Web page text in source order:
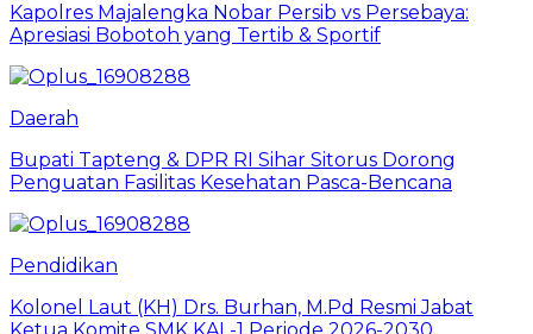
Kapolres Majalengka Nobar Persib vs Persebaya:
Apresiasi Bobotoh yang Tertib & Sportif
Daerah
Bupati Tapteng & DPR RI Sihar Sitorus Dorong
Penguatan Fasilitas Kesehatan Pasca-Bencana
Pendidikan
Kolonel Laut (KH) Drs. Burhan, M.Pd Resmi Jabat